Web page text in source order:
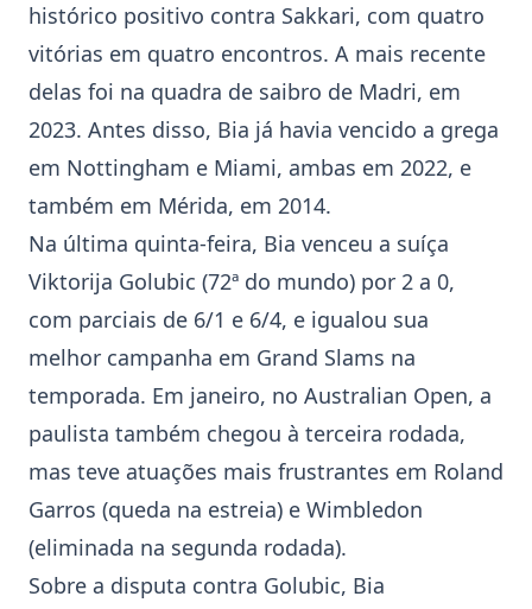
histórico positivo contra Sakkari, com quatro
vitórias em quatro encontros. A mais recente
delas foi na quadra de saibro de Madri, em
2023. Antes disso, Bia já havia vencido a grega
em Nottingham e Miami, ambas em 2022, e
também em Mérida, em 2014.
Na última quinta-feira, Bia venceu a suíça
Viktorija Golubic (72ª do mundo) por 2 a 0,
com parciais de 6/1 e 6/4, e igualou sua
melhor campanha em Grand Slams na
temporada. Em janeiro, no Australian Open, a
paulista também chegou à terceira rodada,
mas teve atuações mais frustrantes em Roland
Garros (queda na estreia) e Wimbledon
(eliminada na segunda rodada).
Sobre a disputa contra Golubic, Bia